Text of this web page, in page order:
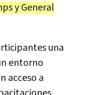
y General
una
entorno
acceso a